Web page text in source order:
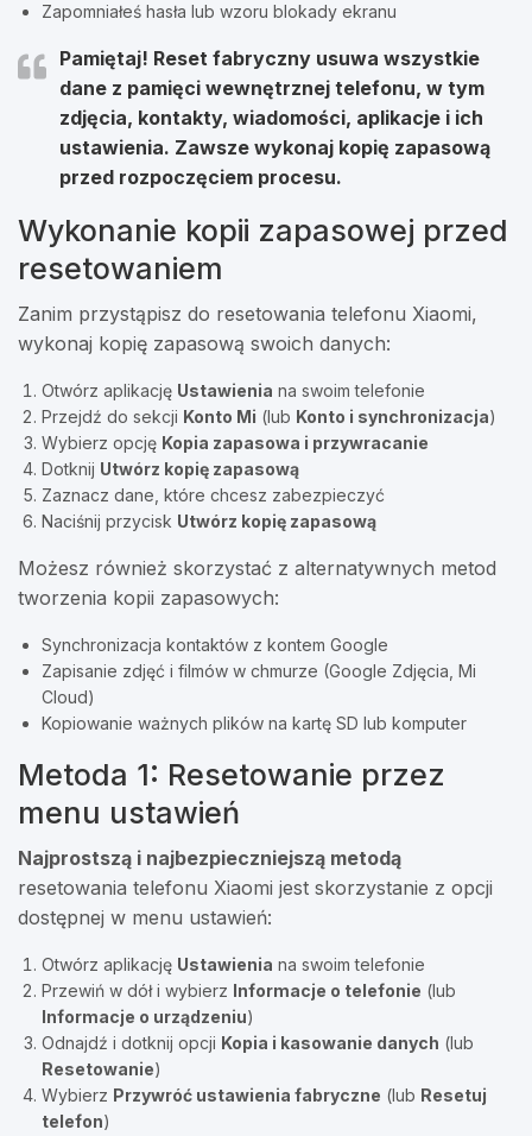
Zapomniałeś hasła lub wzoru blokady ekranu
Pamiętaj! Reset fabryczny usuwa wszystkie
dane z pamięci wewnętrznej telefonu, w tym
zdjęcia, kontakty, wiadomości, aplikacje i ich
ustawienia. Zawsze wykonaj kopię zapasową
przed rozpoczęciem procesu.
Wykonanie kopii zapasowej przed
resetowaniem
Zanim przystąpisz do resetowania telefonu Xiaomi,
wykonaj kopię zapasową swoich danych:
Otwórz aplikację Ustawienia na swoim telefonie
Przejdź do sekcji Konto Mi (lub Konto i synchronizacja)
Wybierz opcję Kopia zapasowa i przywracanie
Dotknij Utwórz kopię zapasową
Zaznacz dane, które chcesz zabezpieczyć
Naciśnij przycisk Utwórz kopię zapasową
Możesz również skorzystać z alternatywnych metod
tworzenia kopii zapasowych:
Synchronizacja kontaktów z kontem Google
Zapisanie zdjęć i filmów w chmurze (Google Zdjęcia, Mi
Cloud)
Kopiowanie ważnych plików na kartę SD lub komputer
Metoda 1: Resetowanie przez
menu ustawień
Najprostszą i najbezpieczniejszą metodą
resetowania telefonu Xiaomi jest skorzystanie z opcji
dostępnej w menu ustawień:
Otwórz aplikację Ustawienia na swoim telefonie
Przewiń w dół i wybierz Informacje o telefonie (lub
Informacje o urządzeniu)
Odnajdź i dotknij opcji Kopia i kasowanie danych (lub
Resetowanie)
Wybierz Przywróć ustawienia fabryczne (lub Resetuj
telefon)